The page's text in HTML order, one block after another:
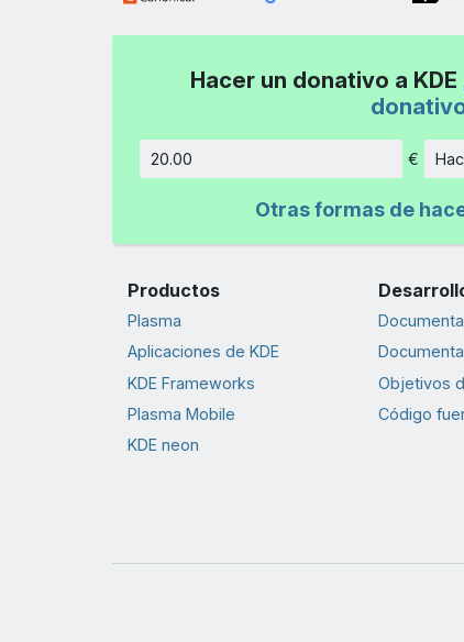
Hacer un donativo a KDE
€
Otras formas de
Productos
Plasma
Aplicaciones de KDE
KDE Frameworks
Plasma Mobile
KDE neon
Objetivos
Código